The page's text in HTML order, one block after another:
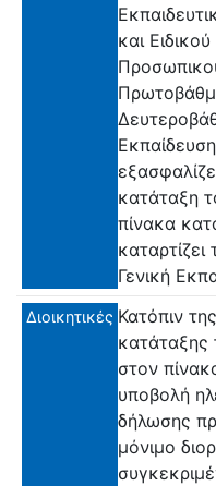
και
κατάταξη
πίνακα
Γενική
Διοικητικές Κατόπιν
κατάταξης
στον
υποβολή
δήλωσης
μόνιμο